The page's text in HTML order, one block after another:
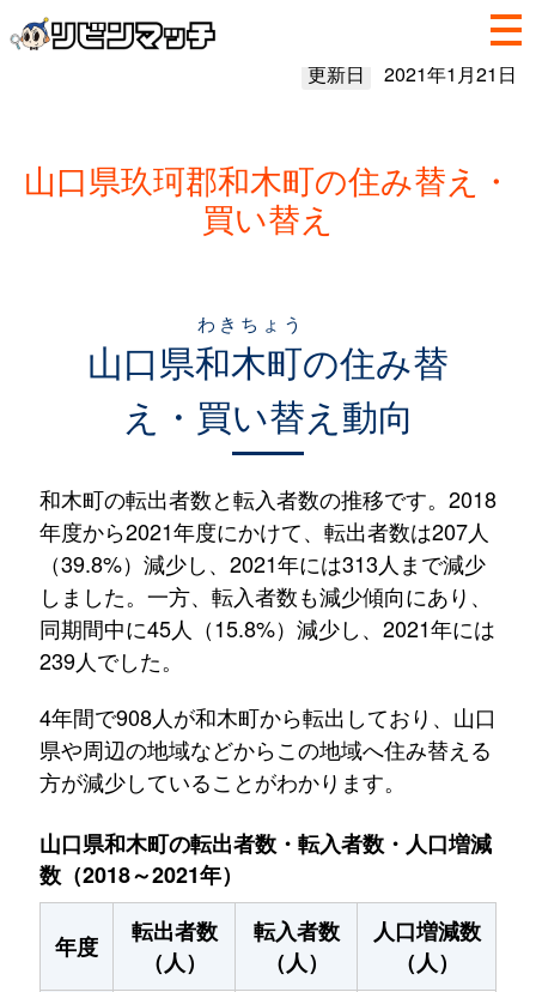
更新日 2021年1月21日
山口県玖珂郡和木町の住み替え・
買い替え
山口県和木町
わきちょう
の住み替
え・買い替え動向
和木町の転出者数と転入者数の推移です。2018
年度から2021年度にかけて、転出者数は207人
（39.8%）減少し、2021年には313人まで減少
しました。一方、転入者数も減少傾向にあり、
同期間中に45人（15.8%）減少し、2021年には
239人でした。
4年間で908人が和木町から転出しており、山口
県や周辺の地域などからこの地域へ住み替える
方が減少していることがわかります。
山口県和木町の転出者数・転入者数・人口増減
数（2018～2021年）
年度
転出者数
（人）
転入者数
（人）
人口増減数
（人）